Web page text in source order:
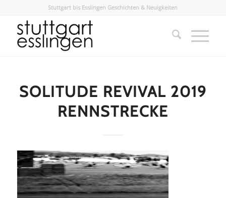
Stuttgart bis Esslingen Geschichten & Neuigkeiten
SOLITUDE REVIVAL 2019
RENNSTRECKE